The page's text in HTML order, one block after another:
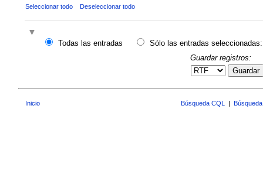
Seleccionar todo Deseleccionar todo
Todas las entradas
Sólo las entradas seleccionadas:
Guardar registros:
Guardar
Inicio Búsqueda CQL